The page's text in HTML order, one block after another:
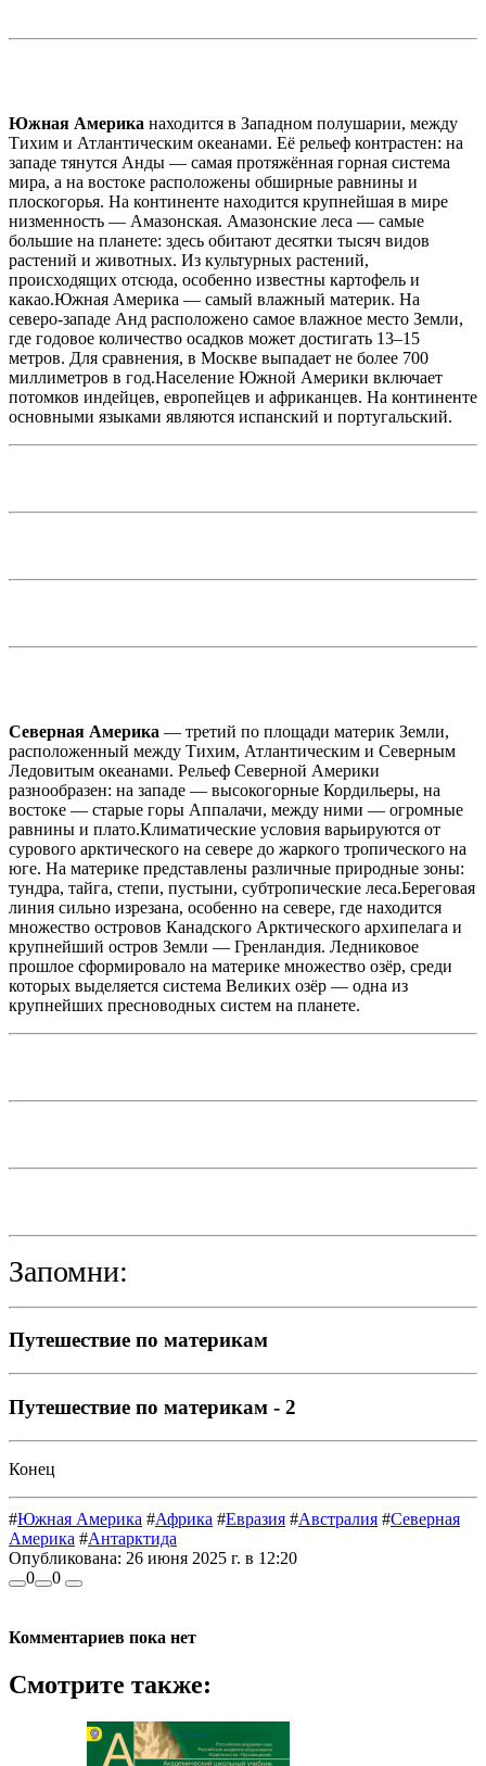
Южная Америка находится в Западном полушарии, между
Тихим и Атлантическим океанами. Её рельеф контрастен: на
западе тянутся Анды — самая протяжённая горная система
мира, а на востоке расположены обширные равнины и
плоскогорья. На континенте находится крупнейшая в мире
низменность — Амазонская. Амазонские леса — самые
большие на планете: здесь обитают десятки тысяч видов
растений и животных. Из культурных растений,
происходящих отсюда, особенно известны картофель и
какао.Южная Америка — самый влажный материк. На
северо-западе Анд расположено самое влажное место Земли,
где годовое количество осадков может достигать 13–15
метров. Для сравнения, в Москве выпадает не более 700
миллиметров в год.Население Южной Америки включает
потомков индейцев, европейцев и африканцев. На континенте
основными языками являются испанский и португальский.
Северная Америка — третий по площади материк Земли,
расположенный между Тихим, Атлантическим и Северным
Ледовитым океанами. Рельеф Северной Америки
разнообразен: на западе — высокогорные Кордильеры, на
востоке — старые горы Аппалачи, между ними — огромные
равнины и плато.Климатические условия варьируются от
сурового арктического на севере до жаркого тропического на
юге. На материке представлены различные природные зоны:
тундра, тайга, степи, пустыни, субтропические леса.Береговая
линия сильно изрезана, особенно на севере, где находится
множество островов Канадского Арктического архипелага и
крупнейший остров Земли — Гренландия. Ледниковое
прошлое сформировало на материке множество озёр, среди
которых выделяется система Великих озёр — одна из
крупнейших пресноводных систем на планете.
Запомни:
Путешествие по материкам
Путешествие по материкам - 2
Конец
#Южная Америка #Африка #Евразия #Австралия #Северная
Америка #Антарктида
Опубликована: 26 июня 2025 г. в 12:20
0
0
Комментариев пока нет
Смотрите также: